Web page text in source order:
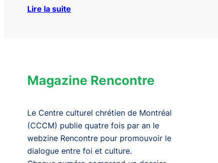
Lire la suite
Magazine Rencontre
Le Centre culturel chrétien de Montréal
(CCCM) publie quatre fois par an le
webzine Rencontre pour promouvoir le
dialogue entre foi et culture.